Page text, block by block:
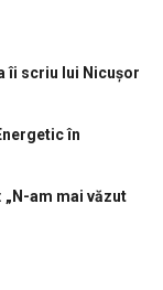
îi scriu lui Nicușor
în
am mai văzut